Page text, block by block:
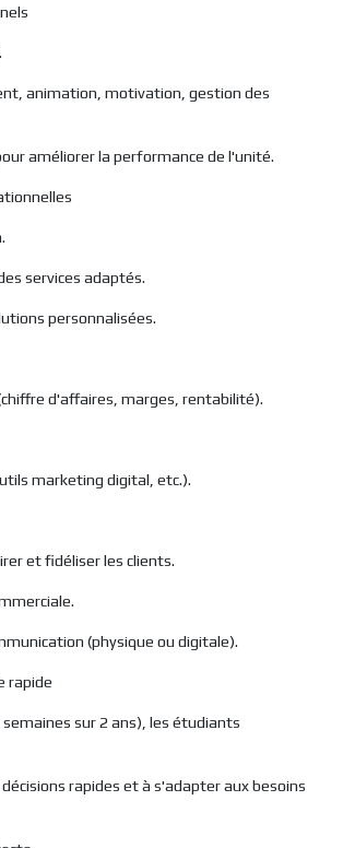
animation, motivation, gestion des
améliorer la performance de l'unité.
services adaptés.
personnalisées.
d'affaires, marges, rentabilité).
marketing digital, etc.).
et fidéliser les clients.
(physique ou digitale).
rapide
sur 2 ans), les étudiants
rapides et à s'adapter aux besoins